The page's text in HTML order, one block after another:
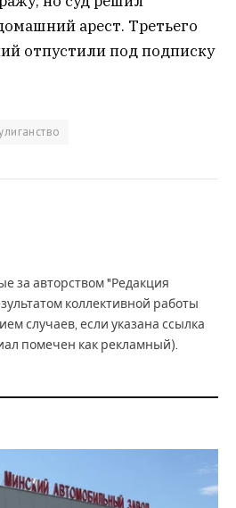
арест. Третьего
отпустили под подписку
за авторством "Редакция
коллективной работы
случаев, если указана ссылка
помечен как рекламный).